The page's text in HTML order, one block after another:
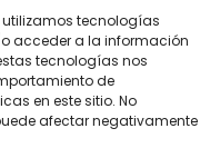
utilizamos tecnologías
acceder a la información
tecnologías nos
de
en este sitio. No
afectar negativamente
roturastambién
para darle un toque
DIY con parcheado,